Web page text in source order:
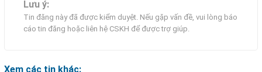
Lưu ý:
Tin đăng này đã được kiểm duyệt. Nếu gặp vấn đề, vui lòng báo
cáo tin đăng hoặc liên hệ CSKH để được trợ giúp.
Xem các tin khác: